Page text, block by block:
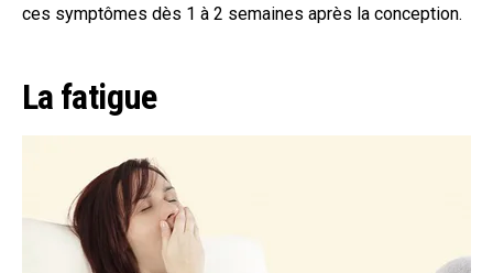
ces symptômes dès 1 à 2 semaines après la conception.
La fatigue